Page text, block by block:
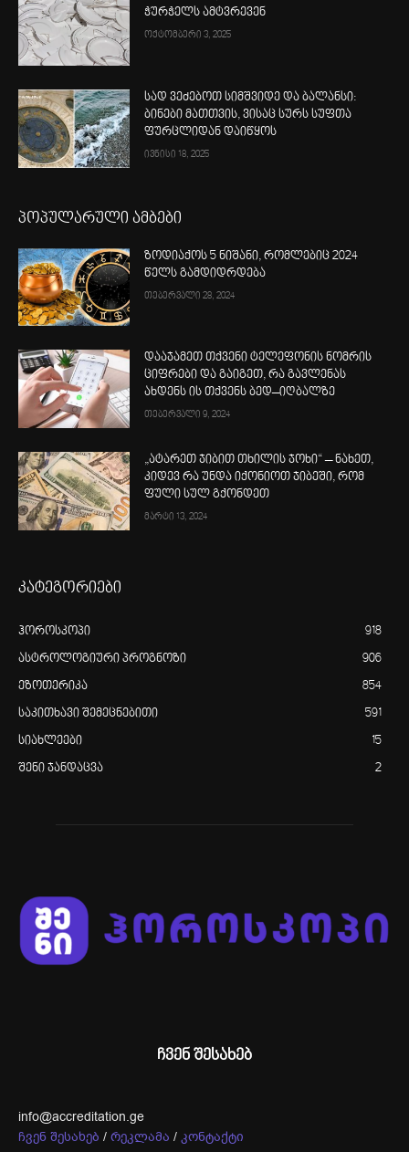
ჭურჭელს ამტვრევენ
ოქტომბერი 3, 2025
სად ვეძებოთ სიმშვიდე და ბალანსი:
ბინები მათთვის, ვისაც სურს სუფთა
ფურცლიდან დაიწყოს
ივნისი 18, 2025
პოპულარული ამბები
ზოდიაქოს 5 ნიშანი, რომლებიც 2024
წელს გამდიდრდება
თებერვალი 28, 2024
დააჯამეთ თქვენი ტელეფონის ნომრის
ციფრები და გაიგეთ, რა გავლენას
ახდენს ის თქვენს ბედ–იღბალზე
თებერვალი 9, 2024
„ატარეთ ჯიბით თხილის ჯოხი“ – ნახეთ,
კიდევ რა უნდა იქონიოთ ჯიბეში, რომ
ფული სულ გქონდეთ
მარტი 13, 2024
კატეგორიები
ჰოროსკოპი 918
ასტროლოგიური პროგნოზი 906
ეზოთერიკა 854
საკითხავი შემეცნებითი 591
სიახლეები 15
შენი ჯანდაცვა 2
ჩვენ შესახებ
info@accreditation.ge
ჩვენ შესახებ / რეკლამა / კონტაქტი